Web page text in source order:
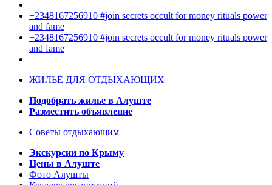
+2348167256910 #join secrets occult for money rituals power
and fame
+2348167256910 #join secrets occult for money rituals power
and fame
ЖИЛЬЁ ДЛЯ ОТДЫХАЮЩИХ
Подобрать жилье в Алуште
Разместить объявление
Советы отдыхающим
Экскурсии по Крыму
Цены в Алуште
Фото Алушты